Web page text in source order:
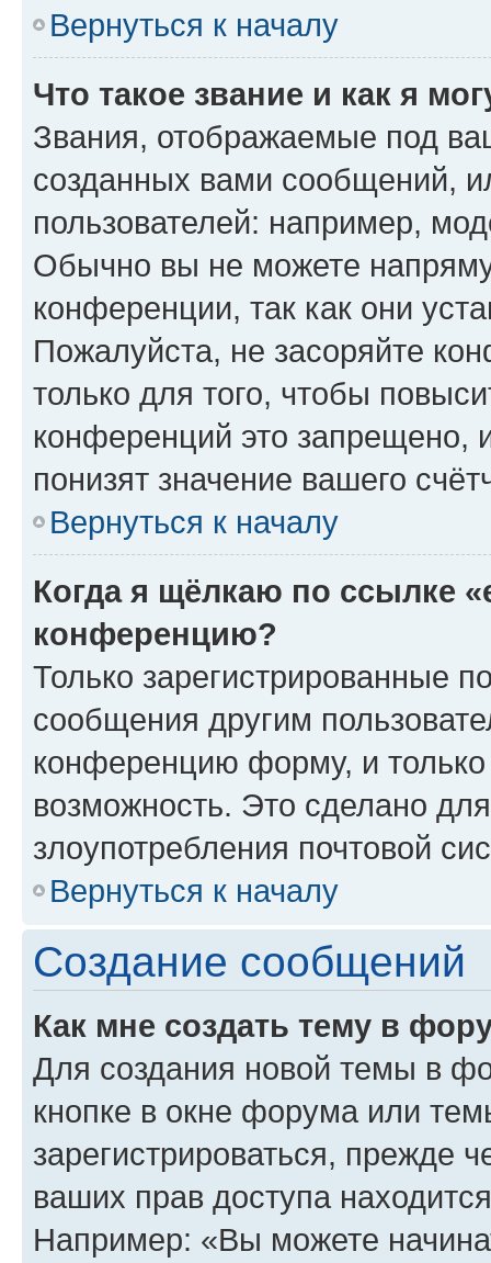
Вернуться к началу
Что такое звание и как я
Звания, отображаемые под
созданных вами сообщений,
пользователей: например,
Обычно вы не можете
конференции, так как они
Пожалуйста, не засоряйте
только для того, чтобы
конференций это запрещено,
понизят значение вашего
Вернуться к началу
Когда я щёлкаю по ссылке
конференцию?
Только зарегистрированные
сообщения другим
конференцию форму, и
возможность. Это сделано
злоупотребления почтовой
Вернуться к началу
Создание сообщений
Как мне создать тему в
Для создания новой темы в
кнопке в окне форума или
зарегистрироваться, прежде
ваших прав доступа
Например: «Вы можете